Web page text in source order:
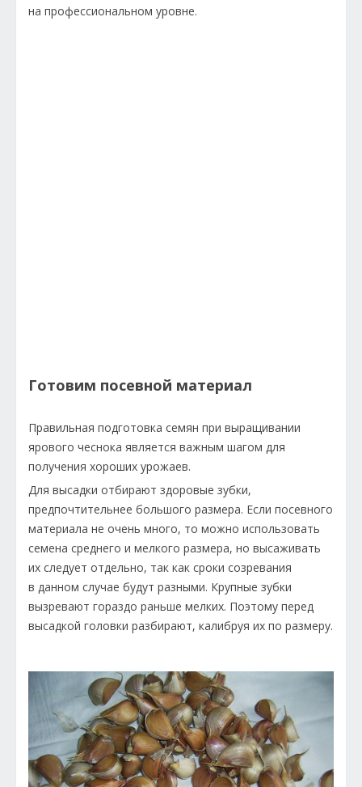
на профессиональном уровне.
Готовим посевной материал
Правильная подготовка семян при выращивании
ярового чеснока является важным шагом для
получения хороших урожаев.
Для высадки отбирают здоровые зубки,
предпочтительнее большого размера. Если посевного
материала не очень много, то можно использовать
семена среднего и мелкого размера, но высаживать
их следует отдельно, так как сроки созревания
в данном случае будут разными. Крупные зубки
вызревают гораздо раньше мелких. Поэтому перед
высадкой головки разбирают, калибруя их по размеру.